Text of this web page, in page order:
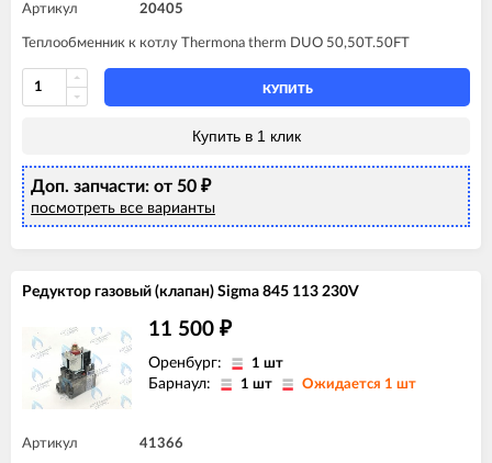
Артикул 20405
Теплообменник к котлу Thermona therm DUO 50,50T.50FT
КУПИТЬ
Купить в 1 клик
Доп. запчасти: от 50 ₽
посмотреть все варианты
Редуктор газовый (клапан) Sigma 845 113 230V
11 500 ₽
Оренбург: 1 шт
Барнаул: 1 шт Ожидается 1 шт
Артикул 41366